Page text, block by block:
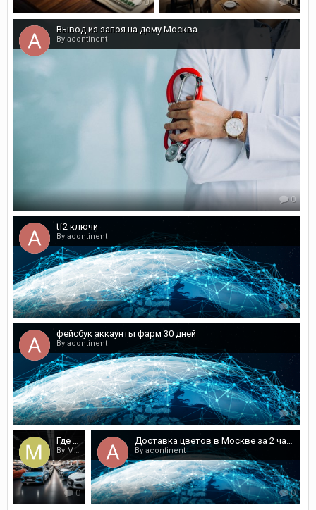
Вывод из запоя на дому Москва
By acontinent
0
tf2 ключи
By acontinent
0
фейсбук аккаунты фарм 30 дней
By acontinent
0
Где возможно по хорошей цене приобрести автомобиль
By Melaegenavy
0
Доставка цветов в Москве за 2 часа
By acontinent
0